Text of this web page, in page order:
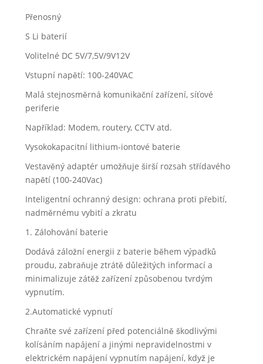
Přenosný
S Li baterií
Volitelné DC 5V/7,5V/9V12V
Vstupní napětí: 100-240VAC
Malá stejnosměrná komunikační zařízení, síťové
periferie
Například: Modem, routery, CCTV atd.
Vysokokapacitní lithium-iontové baterie
Vestavěný adaptér umožňuje širší rozsah střídavého
napětí (100-240Vac)
Inteligentní ochranný design: ochrana proti přebití,
nadměrnému vybití a zkratu
1. Zálohování baterie
Dodává záložní energii z baterie během výpadků
proudu, zabraňuje ztrátě důležitých informací a
minimalizuje zátěž zařízení způsobenou tvrdým
vypnutím.
2.Automatické vypnutí
Chraňte své zařízení před potenciálně škodlivými
kolísáním napájení a jinými nepravidelnostmi v
elektrickém napájení vypnutím napájení, když je